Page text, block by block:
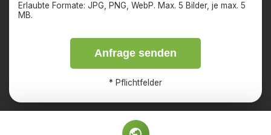
Erlaubte Formate: JPG, PNG, WebP. Max. 5 Bilder, je max. 5
MB.
Anfrage senden
* Pflichtfelder